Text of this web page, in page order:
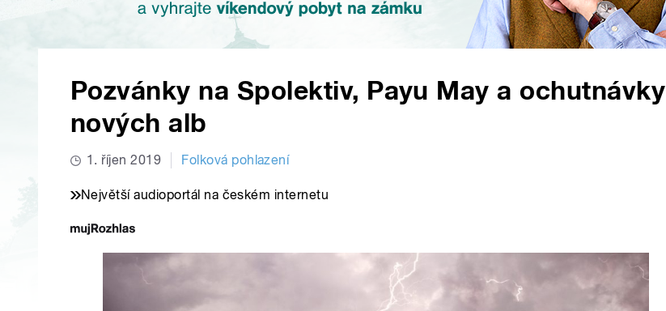
Pozvánky na Spolektiv, Payu May a ochutnávky
nových alb
1. říjen 2019 Folková pohlazení
Největší audioportál na českém internetu